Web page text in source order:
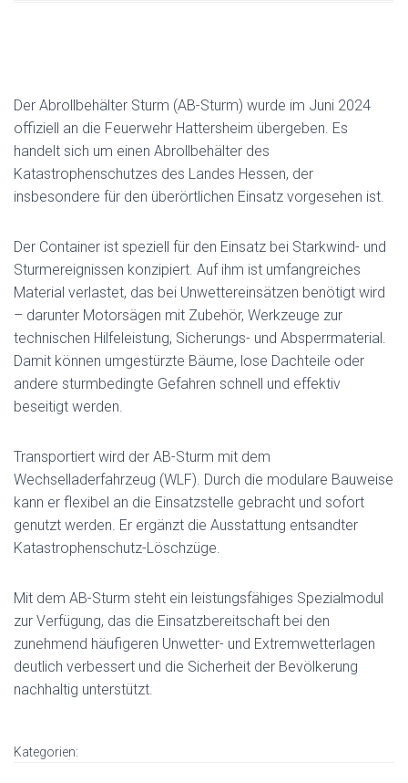
Der Abrollbehälter Sturm (AB-Sturm) wurde im Juni 2024
offiziell an die Feuerwehr Hattersheim übergeben. Es
handelt sich um einen Abrollbehälter des
Katastrophenschutzes des Landes Hessen, der
insbesondere für den überörtlichen Einsatz vorgesehen ist.
Der Container ist speziell für den Einsatz bei Starkwind- und
Sturmereignissen konzipiert. Auf ihm ist umfangreiches
Material verlastet, das bei Unwettereinsätzen benötigt wird
– darunter Motorsägen mit Zubehör, Werkzeuge zur
technischen Hilfeleistung, Sicherungs- und Absperrmaterial.
Damit können umgestürzte Bäume, lose Dachteile oder
andere sturmbedingte Gefahren schnell und effektiv
beseitigt werden.
Transportiert wird der AB-Sturm mit dem
Wechselladerfahrzeug (WLF). Durch die modulare Bauweise
kann er flexibel an die Einsatzstelle gebracht und sofort
genutzt werden. Er ergänzt die Ausstattung entsandter
Katastrophenschutz-Löschzüge.
Mit dem AB-Sturm steht ein leistungsfähiges Spezialmodul
zur Verfügung, das die Einsatzbereitschaft bei den
zunehmend häufigeren Unwetter- und Extremwetterlagen
deutlich verbessert und die Sicherheit der Bevölkerung
nachhaltig unterstützt.
Kategorien: